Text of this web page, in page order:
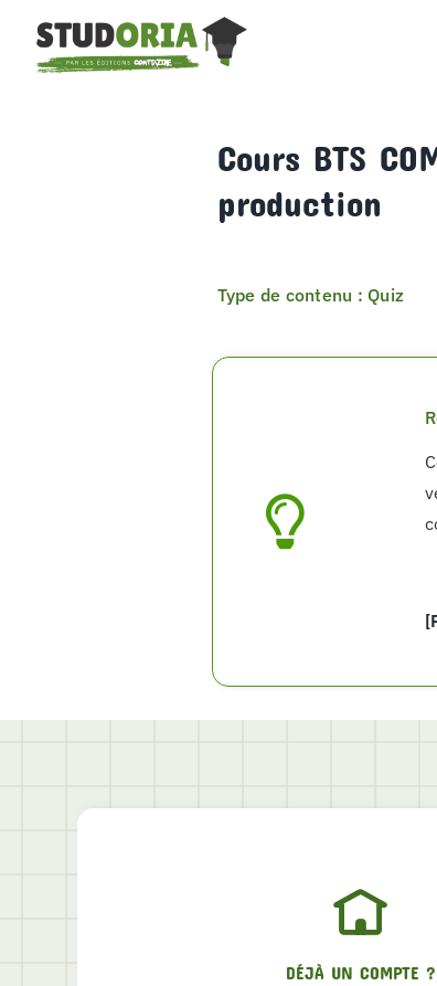
contenu
Cours BTS
production
Type de contenu : Quiz
DÉJÀ UN COMPTE ?